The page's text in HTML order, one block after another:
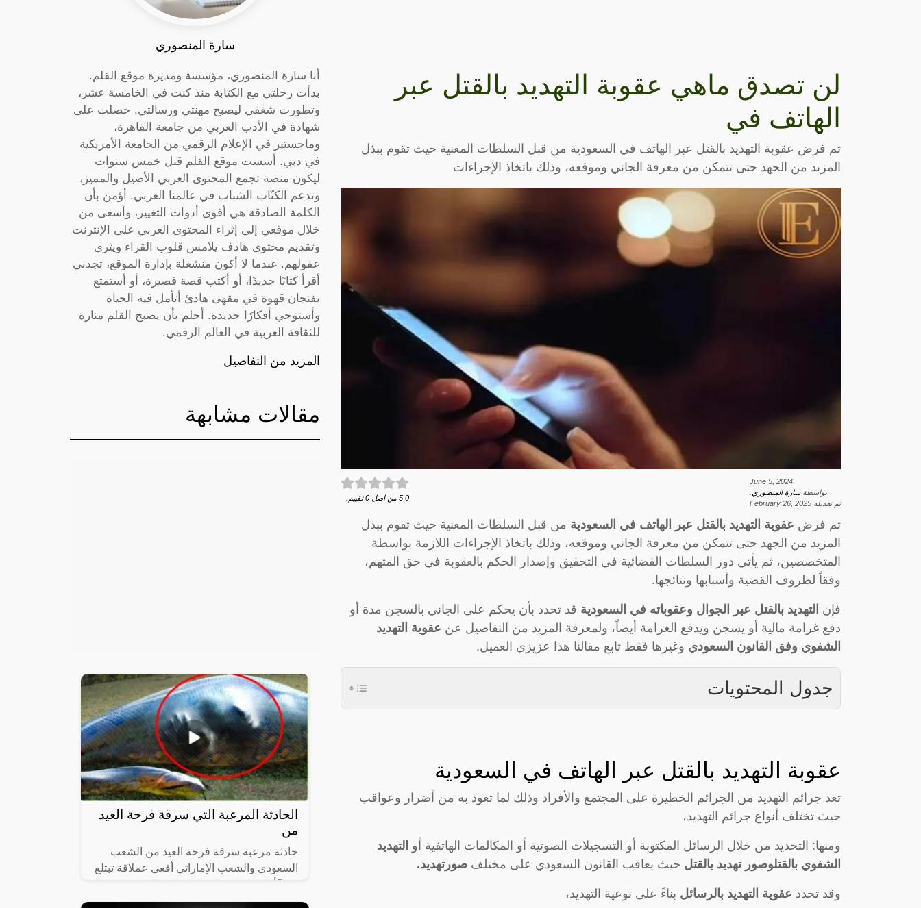
لن تصدق ماهي عقوبة التهديد بالقتل عبر
الهاتف في
تم فرض عقوبة التهديد بالقتل عبر الهاتف في السعودية من قبل السلطات المعنية حيث تقوم ببذل
المزيد من الجهد حتى تتمكن من معرفة الجاني وموقعه، وذلك باتخاذ الإجراءات
June 5, 2024
بواسطةسارة المنصوري
تم تعديله February 26, 2025
0
5 من اصل 0 تقييم.
تم فرض عقوبة التهديد بالقتل عبر الهاتف في السعودية من قبل السلطات المعنية حيث تقوم ببذل
المزيد من الجهد حتى تتمكن من معرفة الجاني وموقعه، وذلك باتخاذ الإجراءات اللازمة بواسطة
المتخصصين، ثم يأتي دور السلطات القضائية في التحقيق وإصدار الحكم بالعقوبة في حق المتهم،
وفقاً لظروف القضية وأسبابها ونتائجها.
فإن التهديد بالقتل عبر الجوال وعقوباته في السعودية قد تحدد بأن يحكم على الجاني بالسجن مدة أو
دفع غرامة مالية أو يسجن ويدفع الغرامة أيضاً، ولمعرفة المزيد من التفاصيل عن عقوبة التهديد
الشفوي وفق القانون السعودي وغيرها فقط تابع مقالنا هذا عزيزي العميل.
جدول المحتويات
عقوبة التهديد بالقتل عبر الهاتف في السعودية
تعد جرائم التهديد من الجرائم الخطيرة على المجتمع والأفراد وذلك لما تعود به من أضرار وعواقب
حيث تختلف أنواع جرائم التهديد،
ومنها: التحديد من خلال الرسائل المكتوبة أو التسجيلات الصوتية أو المكالمات الهاتفية أو التهديد
الشفوي بالقتلوصور تهديد بالقتل حيث يعاقب القانون السعودي على مختلف صور تهديد.
وقد تحدد عقوبة التهديد بالرسائل بناءً على نوعية التهديد،
سارة المنصوري
أنا سارة المنصوري، مؤسسة ومديرة موقع القلم.
بدأت رحلتي مع الكتابة منذ كنت في الخامسة عشر،
وتطورت شغفي ليصبح مهنتي ورسالتي. حصلت على
شهادة في الأدب العربي من جامعة القاهرة،
وماجستير في الإعلام الرقمي من الجامعة الأمريكية
في دبي. أسست موقع القلم قبل خمس سنوات
ليكون منصة تجمع المحتوى العربي الأصيل والمميز،
وتدعم الكتّاب الشباب في عالمنا العربي. أؤمن بأن
الكلمة الصادقة هي أقوى أدوات التغيير، وأسعى من
خلال موقعي إلى إثراء المحتوى العربي على الإنترنت
وتقديم محتوى هادف يلامس قلوب القراء ويثري
عقولهم. عندما لا أكون منشغلة بإدارة الموقع، تجدني
أقرأ كتابًا جديدًا، أو أكتب قصة قصيرة، أو أستمتع
بفنجان قهوة في مقهى هادئ أتأمل فيه الحياة
وأستوحي أفكارًا جديدة. أحلم بأن يصبح القلم منارة
للثقافة العربية في العالم الرقمي.
المزيد من التفاصيل
مقالات مشابهة
الحادثة المرعبة التي سرقة فرحة العيد
من
حادثة مرعبة سرقة فرحة العيد من الشعب
السعودي والشعب الإماراتي أفعى عملاقة تبتلع
أستقر في أحشائها حدثت مفاجأة، وذلك